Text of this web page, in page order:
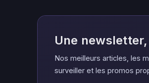
Une
Nos meilleurs articles, les
surveiller et les promos